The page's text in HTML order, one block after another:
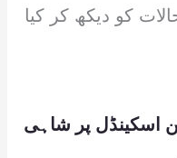
کو دیکھ کر کیا
اسکینڈل پر شاہی